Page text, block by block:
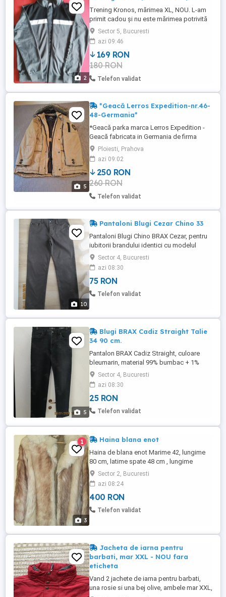
2
Trening Kronos, mărimea XL, NOU. L-am
primit cadou și nu este mărimea potrivită
pentru mine. Predare personală în
București, lângă Liberty mall (Jumbo
center). NU livrez în țară. Rog și ofer
seriozitate!
Sector 5, Bucuresti
azi 09:46
169 RON
180 RON
Telefon validat
5
*Geacă Lerros Expedition-nr.46-
48-Germania*
*Geacă parka marca Lerros Expedition -
Geacă fabricata in Germania de firma
Lerros* -Mărime XL-46-48 -Stil clasic
parka cu glugă -Buzunare cu fermoar la
piept,interioare si exterioare -Glugă
detașabilă cu blană -Stare deosebit de
buna,purtata o singura data -Provenienta
Austria (170eu) -Se poate vedea ...
Ploiesti, Prahova
azi 09:02
250 RON
260 RON
Telefon validat
10
Pantaloni Blugi Cezar Chino 33
Pantaloni Blugi Chino BRAX Cezar, pentru
iubitorii brandului identici cu modelul
Carlos, culoare gri-negru, material 96%
bumbac + 4% elastan, masura 33 34.
Masura 33, talie 43 cm, lungime intre picior
pana jos 79 cm, latime jos 21 cm. Pret
Peek&Cloppenburg, 98 eur, spalati,
Sector 4, Bucuresti
azi 08:30
75 RON
Telefon validat
5
Blugi BRAX Cadiz Straight Talie
34 90 cm.
Pantalon BRAX Cadiz Straight, culoare
bleumarin, material 99% bumbac + 1%
elastan, masura 34. Masura 34, talie 45
cm, lungime intre picior pana jos 81 cm,
latime jos 17,5 cm. Cumparati din
Peek&Cloppenburg, scurtati, spalati,
calcati. Dupa ce am incercat mai multe
Sector 4, Bucuresti
azi 08:30
25 RON
Telefon validat
3
1 Haina blana enot
Haina de blana enot Marime 42, lungime
80 cm, latime spate 48 cm , lungime
maneca 62 cm. Putin purtata
Sector 2, Bucuresti
azi 08:24
400 RON
Telefon validat
Jacheta de iarna pentru
barbati, mar XXL - NOU fara
eticheta
Vand 2 jachete de iarna pentru barbati,
una rosie si una bej olive, ambele mar XXL,